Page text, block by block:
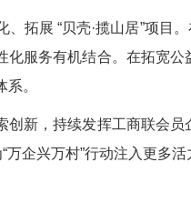
展 “贝壳·揽山居”项目。
化服务有机结合。在拓宽
系。​
，持续发挥工商联会员
万企兴万村”行动注入更多